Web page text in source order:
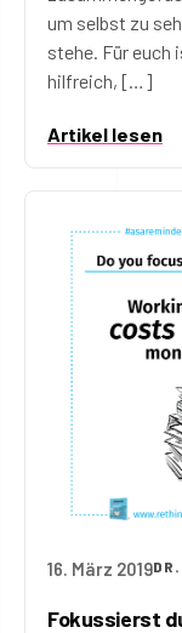
um selbst zu
stehe. Für euch
hilfreich, […]
Artikel lesen
16. März 2019
Fokussierst